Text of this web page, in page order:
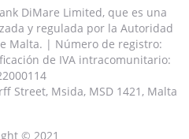
DiMare Limited, que es una
y regulada por la Autoridad
Malta. | Número de registro:
de IVA intracomunitario:
Street, Msida, MSD 1421, Malta
© 2021